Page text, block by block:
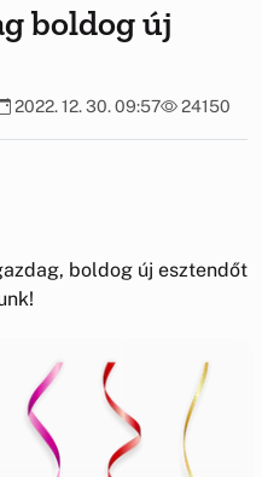
boldog új
2022. 12. 30. 09:57 24150
boldog új esztendőt